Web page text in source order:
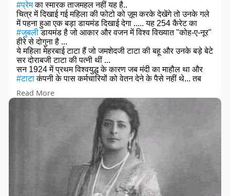
#प्रेमका स्मारक ताजमहल नहीं यह है..
चित्र में दिखाई गई महिला की फोटो को ज़ूम करके देखेंगे तो उनके गले
में पहना हुआ एक बड़ा डायमंड दिखाई देगा ..... यह 254 कैरेट का
#जुबलीडायमंड है जो आकार और वजन में विश्व विख्यात "कोह-ए-नूर"
हीरे से दोगुना है ...
ये महिला मेहरबाई टाटा हैं जो जमशेदजी टाटा की बहू और उनके बड़े बेटे
सर दोराबजी टाटा की पत्नी थीं ...
सन 1924 में प्रथम विश्वयुद्ध के कारण जब मंदी का माहौल था और
#टाटाकंपनी के पास कर्मचारियों को वेतन देने के पैसे नहीं थे... तब
करोड़ रुपयों में गिरवी* रख दिया था ताकि कर्मचारियों को लगातार वेतन
मिलता रहे और कंपनी चलती रहे ...
से असमय मृत्यु होने के बाद सर दोराबजी टाटा ने
भारत के कैंसर रोगियों के बेहतर इलाज के लिये यह हीरा बेचकर ही
टाटा मेमोरियल कैंसर रिसर्च फाउंडेशन की स्थापना की थी ...
प्रेम के लिये बनाया गया यह स्मारक#मानवता
.... विडम्बना देखिये हम प्रेम स्मारक के रुप मे ताजमहल को
महिमामंडित करते रहते हैं ,और जो हमें जीवन प्रदान करता है, उसके
इतिहास के बारे में जानते तक नहीं ....!
Read More